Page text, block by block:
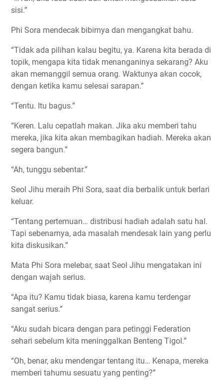
sisi.”
Phi Sora mendecak bibirnya dan mengangkat bahu.
“Tidak ada pilihan kalau begitu, ya. Karena kita berada di
topik, mengapa kita tidak menanganinya sekarang? Aku
akan memanggil semua orang. Waktunya akan cocok,
dengan ketika kamu selesai sarapan.”
“Tentu. Itu bagus.”
“Keren. Lalu cepatlah makan. Jika aku memberi tahu
mereka, jika kita akan membagikan hadiah. Mereka akan
segera bangun.”
“Ah, tunggu sebentar.”
Seol Jihu meraih Phi Sora, saat dia berbalik untuk berlari
keluar.
“Tentang pertemuan… distribusi hadiah adalah satu hal.
Tapi sebenarnya, ada masalah mendesak lain yang perlu
kita diskusikan.”
Mata Phi Sora melebar, saat Seol Jihu mengatakan ini
dengan wajah serius.
“Apa itu? Kamu tidak biasa, karena kamu terdengar
sangat serius.”
“Aku sudah bicara dengan para petinggi Federation
sehari sebelum kita meninggalkan Benteng Tigol.”
“Oh, benar, aku mendengar tentang itu… Kenapa, mereka
memberi tahumu sesuatu yang penting?”